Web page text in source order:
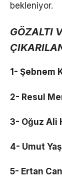
bekleniyor.
GÖZALTI
1- Şebnem
2- Resul
3- Oğuz Ali
4- Umut
5- Ertan Can